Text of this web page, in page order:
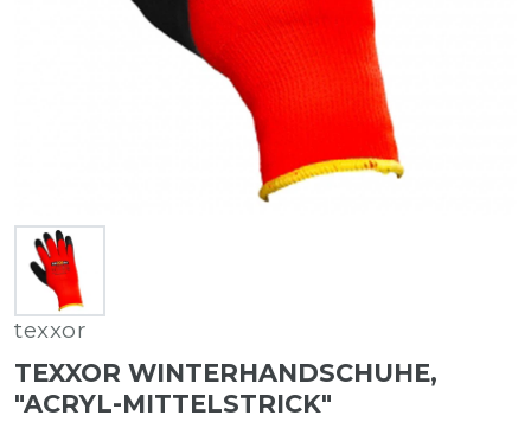
texxor
TEXXOR WINTERHANDSCHUHE,
"ACRYL-MITTELSTRICK"